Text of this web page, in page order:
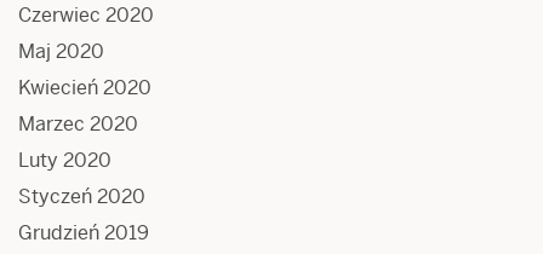
Czerwiec 2020
Maj 2020
Kwiecień 2020
Marzec 2020
Luty 2020
Styczeń 2020
Grudzień 2019